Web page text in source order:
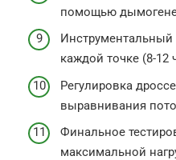
помощью
Инструментальный
каждой точке (8-12
Регулировка
выравнивания
Финальное
максимальной